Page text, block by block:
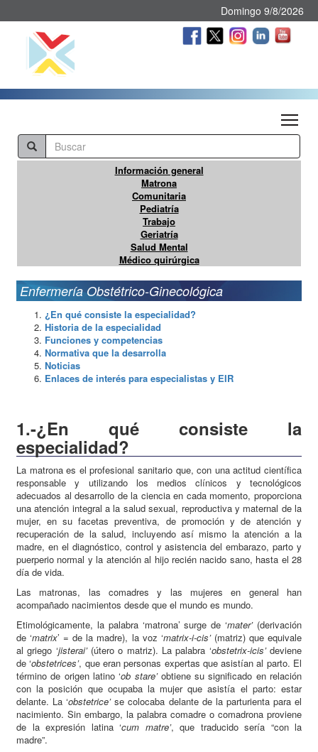
Domingo 9/8/2026
Información general
Matrona
Comunitaria
Pediatría
Trabajo
Geriatría
Salud Mental
Médico quirúrgica
Enfermería Obstétrico-Ginecológica
¿En qué consiste la especialidad?
Historia de la especialidad
Funciones y competencias
Normativa que la desarrolla
Noticias
Enlaces de interés para especialistas y EIR
1.-¿En qué consiste la
especialidad?
La matrona es el profesional sanitario que, con una actitud científica
responsable y utilizando los medios clínicos y tecnológicos
adecuados al desarrollo de la ciencia en cada momento, proporciona
una atención integral a la salud sexual, reproductiva y maternal de la
mujer, en su facetas preventiva, de promoción y de atención y
recuperación de la salud, incluyendo así mismo la atención a la
madre, en el diagnóstico, control y asistencia del embarazo, parto y
puerperio normal y la atención al hijo recién nacido sano, hasta el 28
día de vida.
Las matronas, las comadres y las mujeres en general han
acompañado nacimientos desde que el mundo es mundo.
Etimológicamente, la palabra ‘matrona’ surge de ‘mater’(derivación
de ‘matrix’ = de la madre), la voz ‘matrix-i-cis’(matriz) que equivale
al griego ‘jisterai’(útero o matriz). La palabra ‘obstetrix-icis’deviene
de ‘obstetrices’, que eran personas expertas que asistían al parto. El
término de origen latino ‘ob stare’obtiene su significado en relación
con la posición que ocupaba la mujer que asistía el parto: estar
delante. La ‘obstetrice’se colocaba delante de la parturienta para el
nacimiento. Sin embargo, la palabra comadre o comadrona proviene
de la expresión latina ‘cum matre’, que traducido sería “con la
madre”.